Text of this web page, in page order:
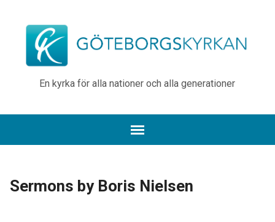
En kyrka för alla nationer och alla generationer
Sermons by Boris Nielsen